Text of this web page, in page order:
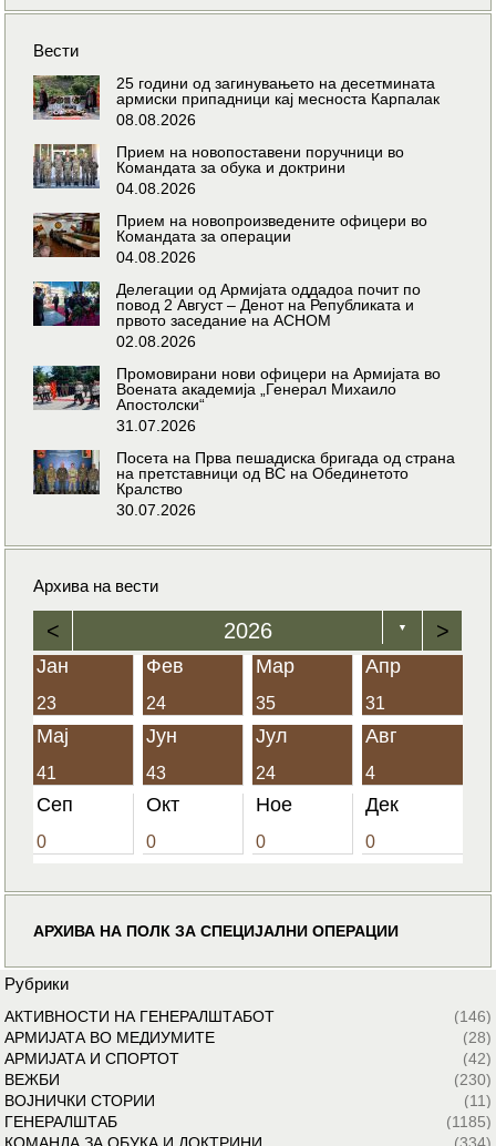
Вести
25 години од загинувањето на десетмината
армиски припадници кај месноста Карпалак
08.08.2026
Прием на новопоставени поручници во
Командата за обука и доктрини
04.08.2026
Прием на новопроизведените офицери во
Командата за операции
04.08.2026
Делегации од Армијата оддадоа почит по
повод 2 Август – Денот на Републиката и
првото заседание на АСНОМ
02.08.2026
Промовирани нови офицери на Армијата во
Воената академија „Генерал Михаило
Апостолски“
31.07.2026
Посета на Прва пешадиска бригада од страна
на претставници од ВС на Обединетото
Кралство
30.07.2026
Архива на вести
< 2026 ▼ >
Јан
23
Фев
24
Мар
35
Апр
31
Мај
41
Јун
43
Јул
24
Авг
4
Сеп
0
Окт
0
Ное
0
Дек
0
АРХИВА НА ПОЛК ЗА СПЕЦИЈАЛНИ ОПЕРАЦИИ
Рубрики
АКТИВНОСТИ НА ГЕНЕРАЛШТАБОТ
(146)
АРМИЈАТА ВО МЕДИУМИТЕ
(28)
АРМИЈАТА И СПОРТОТ
(42)
ВЕЖБИ
(230)
ВОЈНИЧКИ СТОРИИ
(11)
ГЕНЕРАЛШТАБ
(1185)